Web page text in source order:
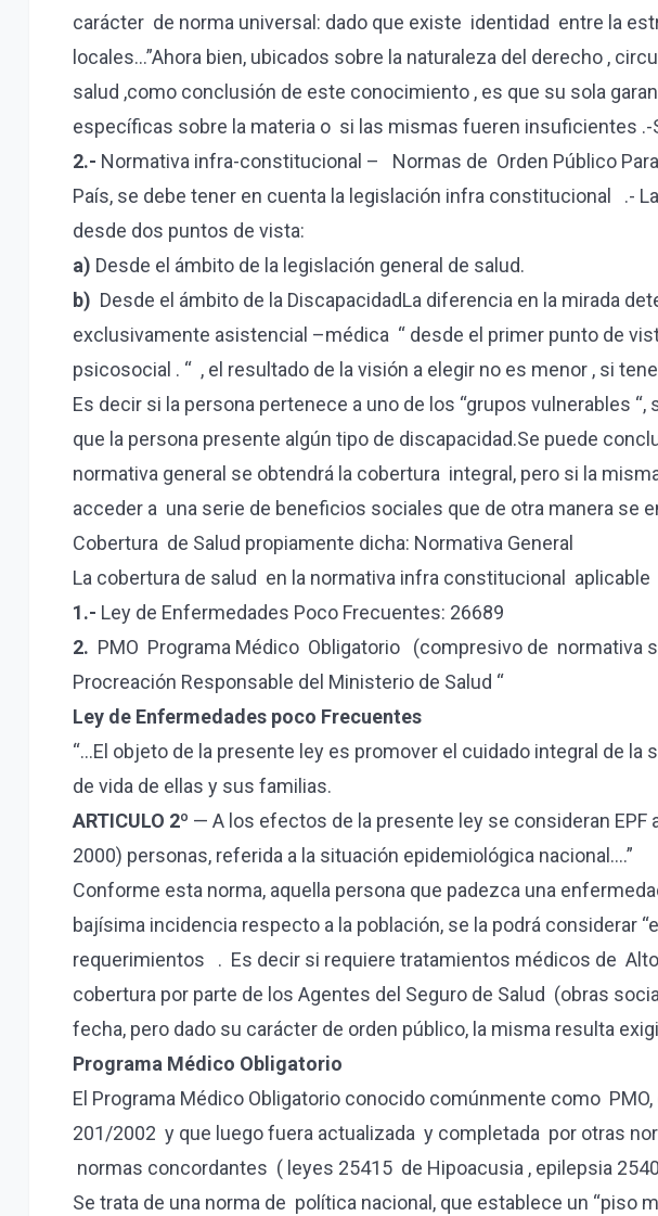
carácter de norma universal: dado que existe identidad entre la
locales…”Ahora bien, ubicados sobre la naturaleza del derecho ,
salud ,como conclusión de este conocimiento , es que su sola
específicas sobre la materia o si las mismas fueren insuficientes
2.- Normativa infra-constitucional – Normas de Orden Público
País, se debe tener en cuenta la legislación infra constitucional .-
desde dos puntos de vista:
a) Desde el ámbito de la legislación general de salud.
b) Desde el ámbito de la DiscapacidadLa diferencia en la mirada
exclusivamente asistencial –médica “ desde el primer punto de
psicosocial . “ , el resultado de la visión a elegir no es menor , si
Es decir si la persona pertenece a uno de los “grupos vulnerables
que la persona presente algún tipo de discapacidad.Se puede
normativa general se obtendrá la cobertura integral, pero si la
acceder a una serie de beneficios sociales que de otra manera se
Cobertura de Salud propiamente dicha: Normativa General
La cobertura de salud en la normativa infra constitucional
1.- Ley de Enfermedades Poco Frecuentes: 26689
2. PMO Programa Médico Obligatorio (compresivo de normativa
Procreación Responsable del Ministerio de Salud “
Ley de Enfermedades poco Frecuentes
“…El objeto de la presente ley es promover el cuidado integral de
de vida de ellas y sus familias.
ARTICULO 2º — A los efectos de la presente ley se consideran EPF
2000) personas, referida a la situación epidemiológica nacional….”
Conforme esta norma, aquella persona que padezca una
bajísima incidencia respecto a la población, se la podrá considerar
requerimientos . Es decir si requiere tratamientos médicos de
cobertura por parte de los Agentes del Seguro de Salud (obras
fecha, pero dado su carácter de orden público, la misma resulta
Programa Médico Obligatorio
El Programa Médico Obligatorio conocido comúnmente como
201/2002 y que luego fuera actualizada y completada por otras
normas concordantes ( leyes 25415 de Hipoacusia , epilepsia
Se trata de una norma de política nacional, que establece un “piso